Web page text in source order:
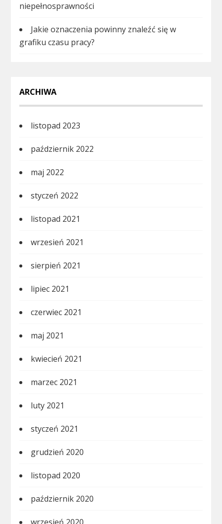
niepełnosprawności
Jakie oznaczenia powinny znaleźć się w
grafiku czasu pracy?
ARCHIWA
listopad 2023
październik 2022
maj 2022
styczeń 2022
listopad 2021
wrzesień 2021
sierpień 2021
lipiec 2021
czerwiec 2021
maj 2021
kwiecień 2021
marzec 2021
luty 2021
styczeń 2021
grudzień 2020
listopad 2020
październik 2020